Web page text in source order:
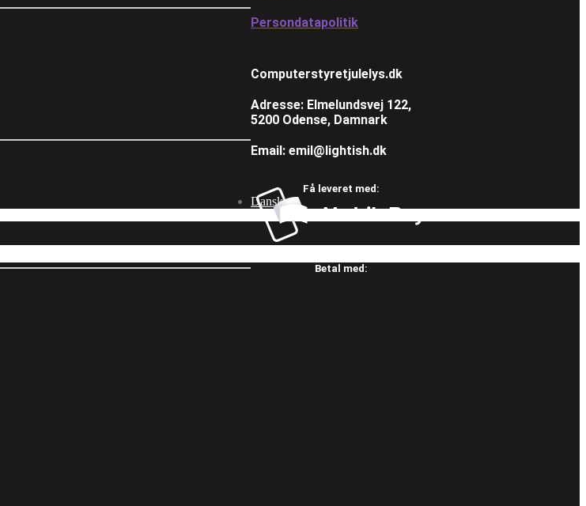
Persondatapolitik
Computerstyretjulelys.dk
Adresse: Elmelundsvej 122,
5200 Odense, Damnark
Email: emil@lightish.dk
Dansk
Betal med:
Få leveret med: